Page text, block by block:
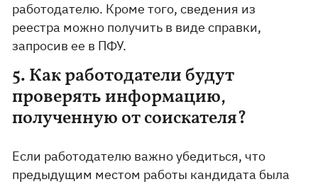
работодателю. Кроме того, сведения из
реестра можно получить в виде справки,
запросив ее в ПФУ.
5. Как работодатели будут
проверять информацию,
полученную от соискателя?
Если работодателю важно убедиться, что
предыдущим местом работы кандидата была